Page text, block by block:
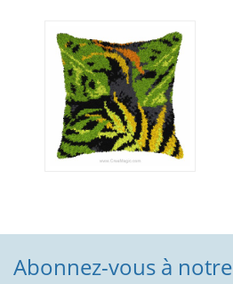
Abonnez-vous à notre